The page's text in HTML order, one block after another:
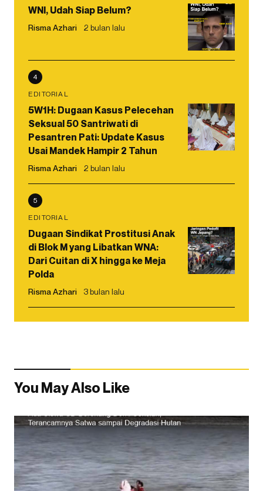
WNI, Udah Siap Belum?
Risma Azhari 2 bulan lalu
4
EDITORIAL
5W1H: Dugaan Kasus Pelecehan
Seksual 50 Santriwati di
Pesantren Pati: Update Kasus
Usai Mandek Hampir 2 Tahun
Risma Azhari 2 bulan lalu
5
EDITORIAL
Dugaan Sindikat Prostitusi Anak
di Blok M yang Libatkan WNA:
Dari Cuitan di X hingga ke Meja
Polda
Risma Azhari 3 bulan lalu
You May Also Like